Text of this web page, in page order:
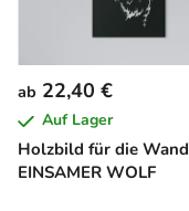
Holzbild für die Wand
EINSAMER WOLF
ab 22,40 €
Auf Lager